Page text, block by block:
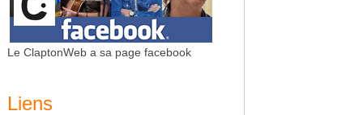
Le ClaptonWeb a sa page facebook
Liens